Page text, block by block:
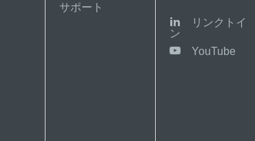
サポート
リンクトイ
ン
YouTube